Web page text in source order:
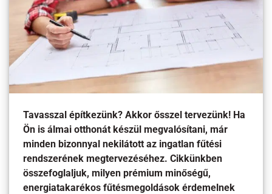
Tavasszal építkezünk? Akkor ősszel tervezünk! Ha
Ön is álmai otthonát készül megvalósítani, már
minden bizonnyal nekilátott az ingatlan fűtési
rendszerének megtervezéséhez. Cikkünkben
összefoglaljuk, milyen prémium minőségű,
energiatakarékos fűtésmegoldások érdemelnek